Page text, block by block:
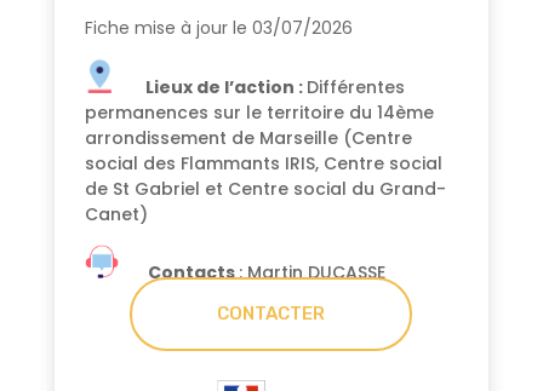
Fiche mise à jour le 03/07/2026
Lieux de l’action : Différentes
permanences sur le territoire du 14ème
arrondissement de Marseille (Centre
social des Flammants IRIS, Centre social
de St Gabriel et Centre social du Grand-
Canet)
Contacts: Martin DUCASSE
CONTACTER